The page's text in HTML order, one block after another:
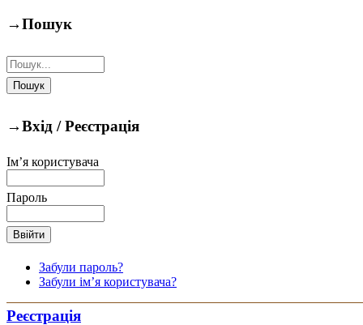
→Пошук
→Вхід / Реєстрація
Ім’я користувача
Пароль
Забули пароль?
Забули ім’я користувача?
Реєстрація